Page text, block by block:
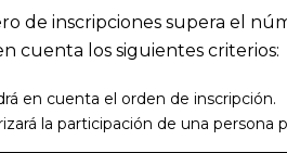
de inscripciones supera el
cuenta los siguientes criterios:
en cuenta el orden de inscripción.
la participación de una persona